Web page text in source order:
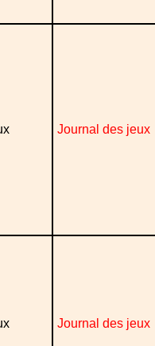
Journal des jeux
Journal des jeux